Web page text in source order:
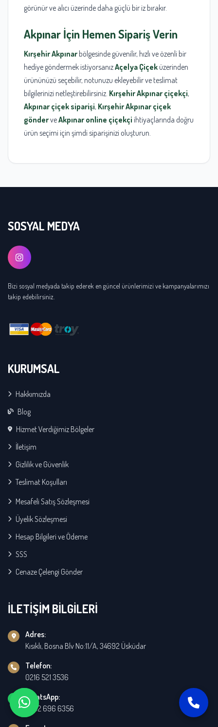
görünür ve alıcı üzerinde daha güçlü bir iz bırakır.
Akpınarİçin Hemen Sipariş Verin
KırşehirAkpınar bölgesinde güvenilir, hızlı ve özenli bir
hediye göndermek istiyorsanızAçelya Çiçek üzerinden
ürününüzü seçebilir, notunuzu ekleyebilir ve teslimat
bilgilerinizi netleştirebilirsiniz. Kırşehir Akpınar çiçekçi,
Akpınar çiçek siparişi, Kırşehir Akpınar çiçek
gönderveAkpınar online çiçekçi ihtiyaçlarında doğru
ürün seçimi için şimdi siparişinizi oluşturun.
SOSYAL MEDYA
Bizi sosyal medyada takip ederek en güncel ürünlerimizi ve kampanyalarımızı
takip edebilirsiniz.
KURUMSAL
Hakkımızda
Blog
Hizmet Verdiğimiz Bölgeler
İletişim
Gizlilik ve Güvenlik
Teslimat Koşulları
Mesafeli Satış Sözleşmesi
Üyelik Sözleşmesi
Hesap Bilgileri ve Ödeme
SSS
Cenaze Çelengi Gönder
İLETİŞİM BİLGİLERİ
Adres:
Kısıklı, Bosna Blv No:11/A, 34692 Üsküdar
Telefon:
0216 521 3536
WhatsApp:
0532 696 6356